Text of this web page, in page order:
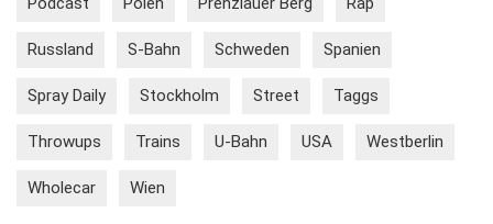
Russland S-Bahn Schweden Spanien
Spray Daily Stockholm Street Taggs
Throwups Trains U-Bahn USA Westberlin
Wholecar Wien